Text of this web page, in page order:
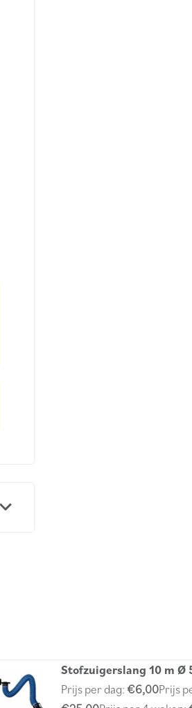
Stofzuigerslang 10 m Ø
Prijs per dag:€6,00Prijs